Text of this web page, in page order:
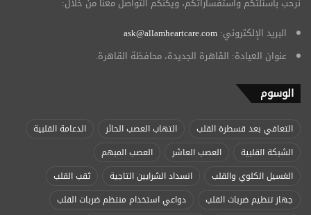
البريد الإلكتروني: ask@allamheartcare.com
عنوان العيادة: القاهرة الجديدة، محافظة القاهرة.
الوسوم
التعافي بعد قسطرة القلب التهاب العصب الحائر
الدعامة القلبية
الشبكة القلبية
العصب العاشر
العصب المبهم
الغسيل الكلوي والقلب
انسداد الشرايين التاجية
ثقب القلب
جهاز تنظيم ضربات القلب
دواعي استخدام منتظم ضربات القلب